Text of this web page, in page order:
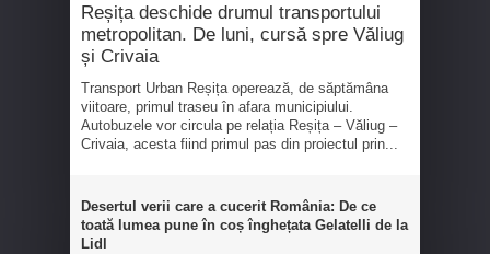
Reșița deschide drumul transportului
metropolitan. De luni, cursă spre Văliug
și Crivaia
Transport Urban Reșița operează, de săptămâna
viitoare, primul traseu în afara municipiului.
Autobuzele vor circula pe relația Reșița – Văliug –
Crivaia, acesta fiind primul pas din proiectul prin...
Desertul verii care a cucerit România: De ce
toată lumea pune în coș înghețata Gelatelli de la
Lidl